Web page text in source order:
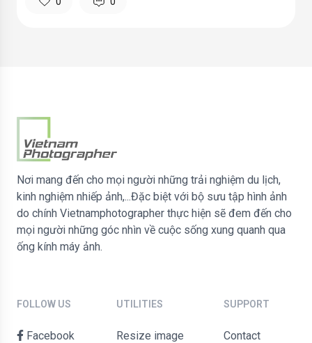
Nơi mang đến cho mọi người những trải nghiệm du lịch,
kinh nghiệm nhiếp ảnh,...Đặc biệt với bộ sưu tập hình ảnh
do chính Vietnamphotographer thực hiện sẽ đem đến cho
mọi người những góc nhìn về cuộc sống xung quanh qua
ống kính máy ảnh.
FOLLOW US
Facebook
UTILITIES
Resize image
SUPPORT
contact